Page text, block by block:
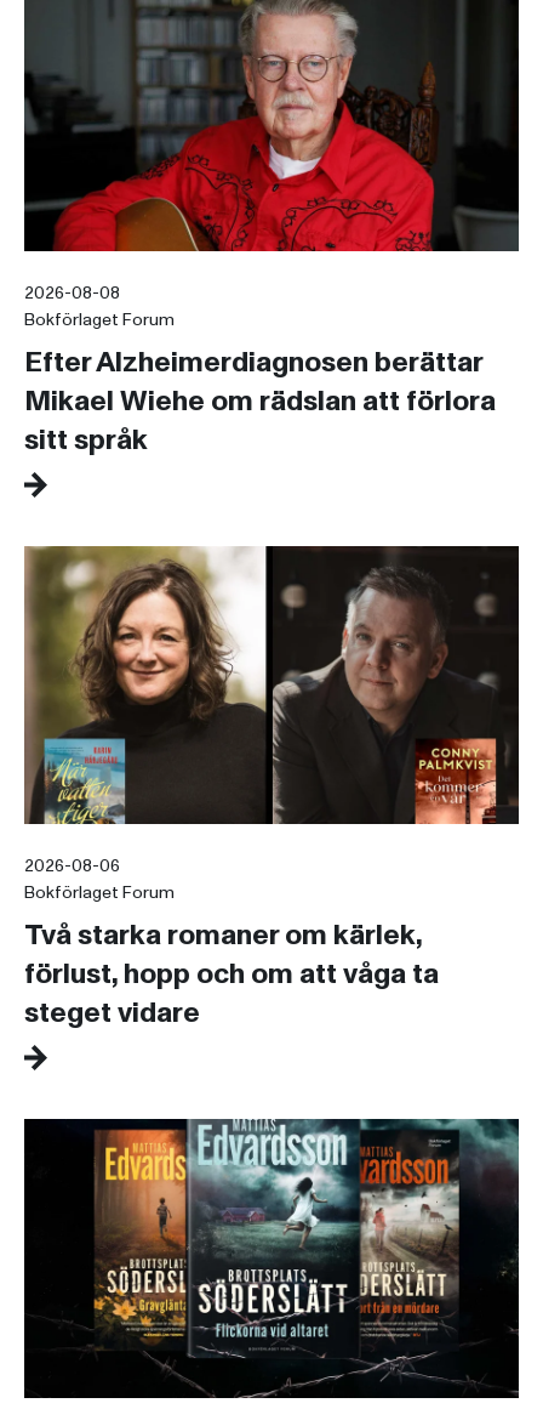
2026-08-08
Bokförlaget Forum
Efter Alzheimerdiagnosen berättar
Mikael Wiehe om rädslan att förlora
sitt språk
2026-08-06
Bokförlaget Forum
Två starka romaner om kärlek,
förlust, hopp och om att våga ta
steget vidare